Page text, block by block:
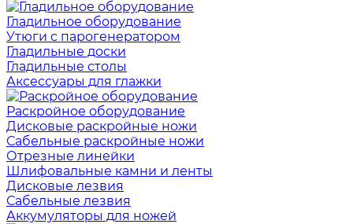
Гладильное оборудование
Утюги с парогенератором
Гладильные доски
Гладильные столы
Аксессуары для глажки
Раскройное оборудование
Дисковые раскройные ножи
Сабельные раскройные ножи
Отрезные линейки
Шлифовальные камни и ленты
Дисковые лезвия
Сабельные лезвия
Аккумуляторы для ножей